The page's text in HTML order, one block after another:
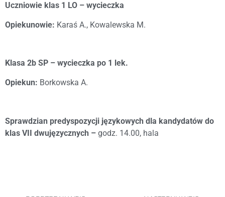
Uczniowie klas 1 LO – wycieczka
Opiekunowie: Karaś A., Kowalewska M.
Klasa 2b SP – wycieczka po 1 lek.
Opiekun: Borkowska A.
Sprawdzian predyspozycji językowych dla kandydatów do
klas VII dwujęzycznych – godz. 14.00, hala